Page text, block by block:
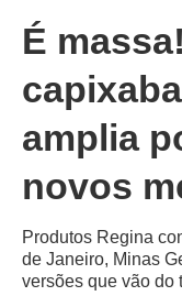
É
amplia
novos
Produtos Regina
de Janeiro, Minas
versões que vão do